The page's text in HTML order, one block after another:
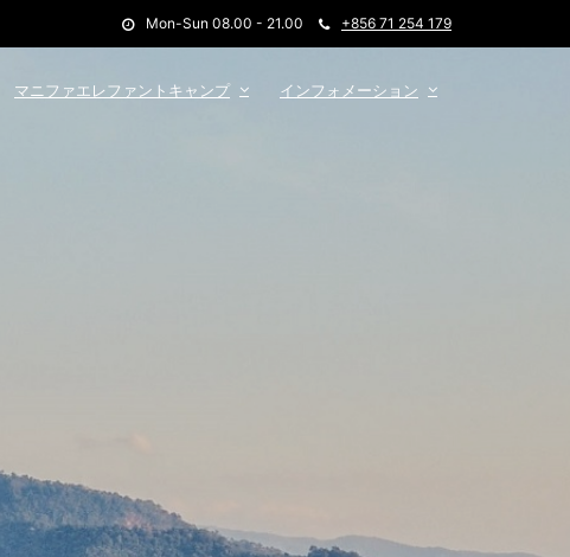
Mon-Sun 08.00 - 21.00 +856 71 254 179
マニファエレファントキャンプ インフォメーション